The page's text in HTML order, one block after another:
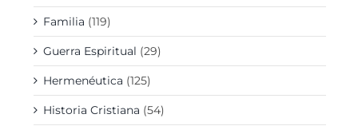
Familia (119)
Guerra Espiritual (29)
Hermenéutica (125)
Historia Cristiana (54)